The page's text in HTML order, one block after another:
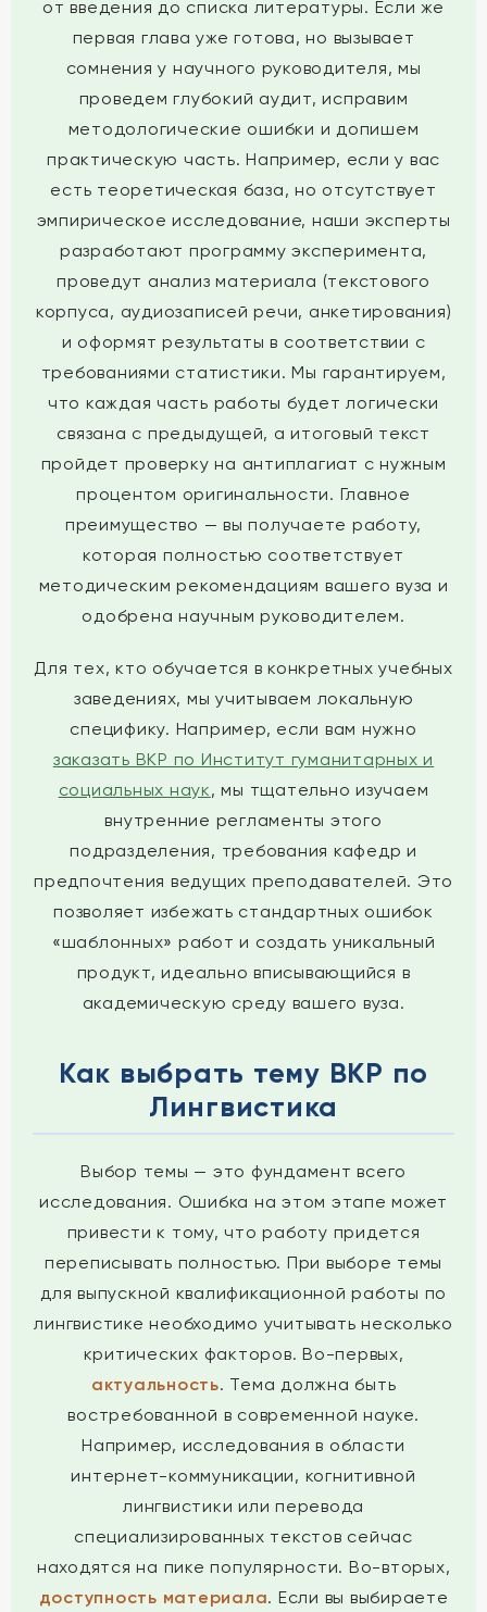
от введения до списка литературы. Если же
первая глава уже готова, но вызывает
сомнения у научного руководителя, мы
проведем глубокий аудит, исправим
методологические ошибки и допишем
практическую часть. Например, если у вас
есть теоретическая база, но отсутствует
эмпирическое исследование, наши эксперты
разработают программу эксперимента,
проведут анализ материала (текстового
корпуса, аудиозаписей речи, анкетирования)
и оформят результаты в соответствии с
требованиями статистики. Мы гарантируем,
что каждая часть работы будет логически
связана с предыдущей, а итоговый текст
пройдет проверку на антиплагиат с нужным
процентом оригинальности. Главное
преимущество — вы получаете работу,
которая полностью соответствует
методическим рекомендациям вашего вуза и
одобрена научным руководителем.
Для тех, кто обучается в конкретных учебных
заведениях, мы учитываем локальную
специфику. Например, если вам нужно
заказать ВКР по Институт гуманитарных и
социальных наук, мы тщательно изучаем
внутренние регламенты этого
подразделения, требования кафедр и
предпочтения ведущих преподавателей. Это
позволяет избежать стандартных ошибок
«шаблонных» работ и создать уникальный
продукт, идеально вписывающийся в
академическую среду вашего вуза.
Как выбрать тему ВКР по
Лингвистика
Выбор темы — это фундамент всего
исследования. Ошибка на этом этапе может
привести к тому, что работу придется
переписывать полностью. При выборе темы
для выпускной квалификационной работы по
лингвистике необходимо учитывать несколько
критических факторов. Во-первых,
актуальность. Тема должна быть
востребованной в современной науке.
Например, исследования в области
интернет-коммуникации, когнитивной
лингвистики или перевода
специализированных текстов сейчас
находятся на пике популярности. Во-вторых,
доступность материала. Если вы выбираете